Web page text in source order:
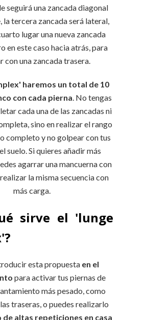
seguirá una zancada diagonal
la tercera zancada será lateral,
lugar una nueva zancada
en este caso hacia atrás, para
con una zancada trasera.
haremos un total de 10
con cada pierna. No tengas
cada una de las zancadas ni
sino en realizar el rango
completo y no golpear con tus
suelo. Si quieres añadir más
agarrar una mancuerna con
la misma secuencia con
más carga.
sirve el 'lunge
esta propuesta en el
para activar tus piernas de
más pesado, como
traseras, o puedes realizarlo
de altas repeticiones en casa